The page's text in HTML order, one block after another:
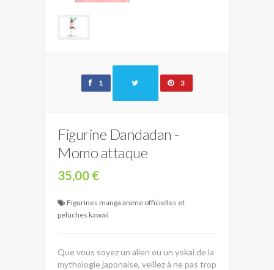
1 3
Figurine Dandadan -
Momo attaque
35,00 €
Figurines manga anime officielles et
peluches kawaii
Que vous soyez un alien ou un yokai de la
mythologie japonaise, veillez à ne pas trop